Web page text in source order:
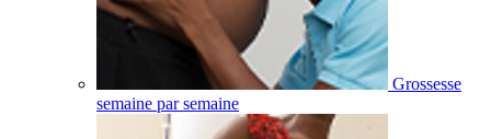
Grossesse
semaine par semaine